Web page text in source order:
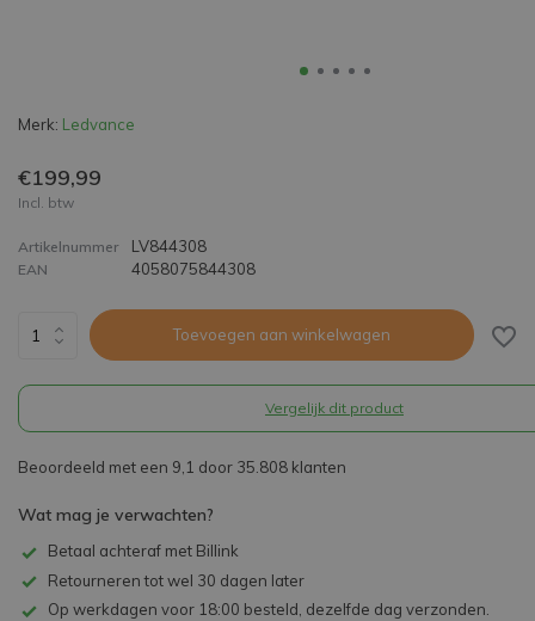
Merk: Ledvance
€199,99
Incl. btw
Artikelnummer LV844308
EAN 4058075844308
Toevoegen aan winkelwagen
Vergelijk dit product
Beoordeeld met een 9,1 door 35.808 klanten
Wat mag je verwachten?
Betaal achteraf met Billink
Retourneren tot wel 30 dagen later
Op werkdagen voor 18:00 besteld, dezelfde dag verzonden.